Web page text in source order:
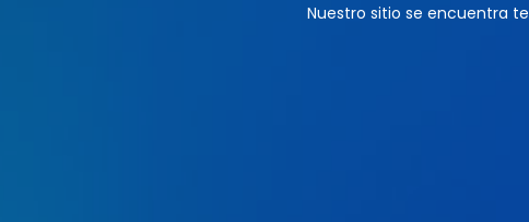
Nuestro sitio se encuentra